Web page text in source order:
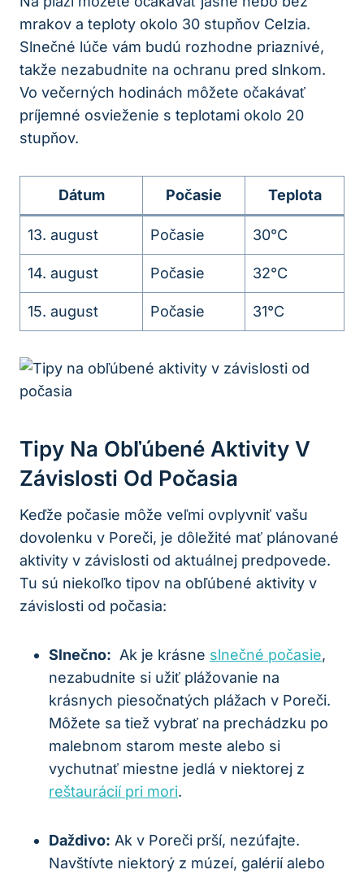
mrakov a teploty okolo 30 stupňov ​Celzia.
⁤Slnečné lúče vám budú rozhodne priaznivé,
takže ‌nezabudnite na ochranu pred slnkom.
Vo​ večerných hodinách‌ môžete očakávať
príjemné ​osvieženie s teplotami okolo⁤ 20
stupňov.
Dátum Počasie Teplota
13. august Počasie 30°C
14. august Počasie 32°C
15. august Počasie 31°C
Tipy Na ⁣obľúbené Aktivity ​v
⁢závislosti⁤ Od Počasia
Keďže ⁣počasie môže veľmi ⁣ovplyvniť vašu
dovolenku v Poreči, je dôležité⁢ mať plánované
aktivity​ v závislosti od ⁤aktuálnej predpovede.
Tu sú niekoľko ‌tipov na obľúbené aktivity v
⁤závislosti od počasia:
Slnečno: ‌ Ak je krásne slnečné počasie,
nezabudnite si užiť‍ plážovanie na
krásnych piesočnatých⁣ plážach v ‌Poreči.⁣
Môžete ⁢sa tiež ‌vybrať ⁤na prechádzku po
malebnom starom⁣ meste alebo si
vychutnať miestne jedlá v niektorej ⁤z⁢
reštaurácií pri mori.
Daždivo: Ak v Poreči‍ prší, nezúfajte.
‌Navštívte niektorý z múzeí, galérií alebo